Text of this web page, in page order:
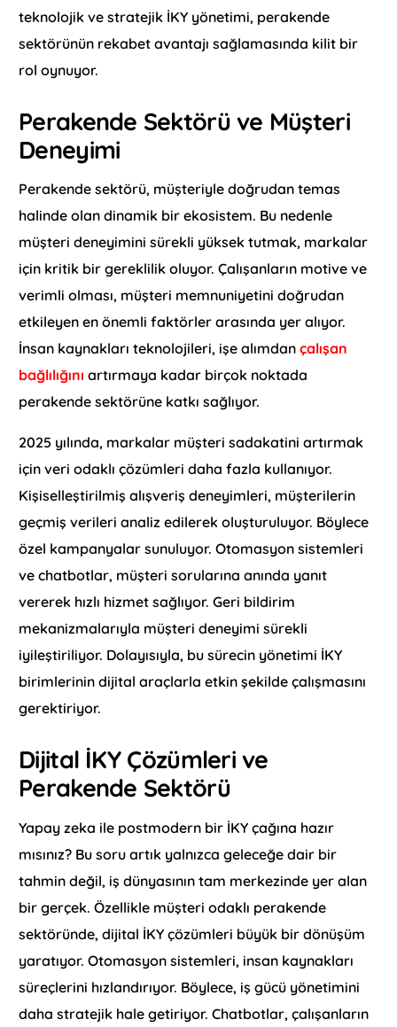
teknolojik ve stratejik İKY yönetimi, perakende
sektörünün rekabet avantajı sağlamasında kilit bir
rol oynuyor.
Perakende Sektörü ve Müşteri
Deneyimi
Perakende sektörü, müşteriyle doğrudan temas
halinde olan dinamik bir ekosistem. Bu nedenle
müşteri deneyimini sürekli yüksek tutmak, markalar
için kritik bir gereklilik oluyor. Çalışanların motive ve
verimli olması, müşteri memnuniyetini doğrudan
etkileyen en önemli faktörler arasında yer alıyor.
İnsan kaynakları teknolojileri, işe alımdançalışan
bağlılığını artırmaya kadar birçok noktada
perakende sektörüne katkı sağlıyor.
2025 yılında, markalar müşteri sadakatini artırmak
için veri odaklı çözümleri daha fazla kullanıyor.
Kişiselleştirilmiş alışveriş deneyimleri, müşterilerin
geçmiş verileri analiz edilerek oluşturuluyor. Böylece
özel kampanyalar sunuluyor. Otomasyon sistemleri
ve chatbotlar, müşteri sorularına anında yanıt
vererek hızlı hizmet sağlıyor. Geri bildirim
mekanizmalarıyla müşteri deneyimi sürekli
iyileştiriliyor. Dolayısıyla, bu sürecin yönetimi İKY
birimlerinin dijital araçlarla etkin şekilde çalışmasını
gerektiriyor.
Dijital İKY Çözümleri ve
Perakende Sektörü
Yapay zeka ile postmodern bir İKY çağına hazır
mısınız? Bu soru artık yalnızca geleceğe dair bir
tahmin değil, iş dünyasının tam merkezinde yer alan
bir gerçek. Özellikle müşteri odaklı perakende
sektöründe, dijital İKY çözümleri büyük bir dönüşüm
yaratıyor. Otomasyon sistemleri, insan kaynakları
süreçlerini hızlandırıyor. Böylece, iş gücü yönetimini
daha stratejik hale getiriyor. Chatbotlar, çalışanların